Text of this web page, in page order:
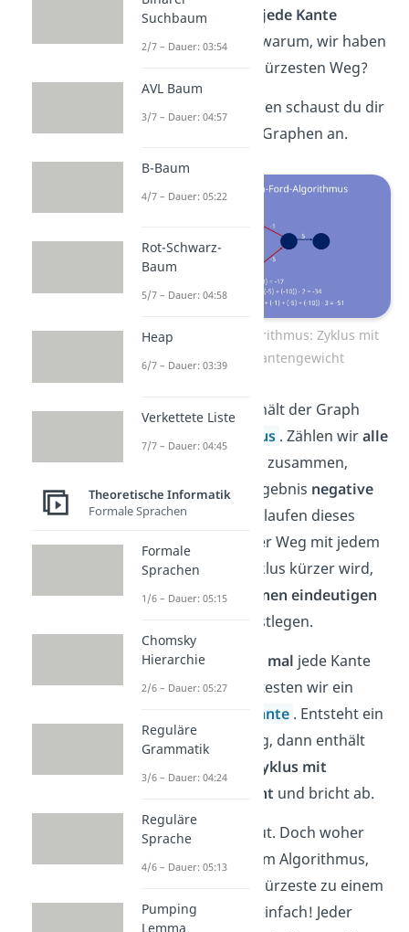
aber noch
einmal jede Kante
überprüfen. Aber warum, wir haben
doch bereits den kürzesten Weg?
Um das zu verstehen schaust du dir
am besten diesen Graphen an.
Bellman Ford Algorithmus: Zyklus mit
negativem Kantengewicht
Wie du siehst, enthält der Graph
Zyklus . Zählen wiralle
zusammen,
erhalten wir als Ergebnis negative
Kostenfürs Durchlaufen dieses
Teilgraphen. Da der Weg mit jedem
durchlaufenen Zyklus kürzer wird,
kann man hier
keinen eindeutigen
festlegen.
Nachdem wir
n – 1 mal jede Kante
überprüft haben, testen wir ein
Kante . Entsteht ein
noch kürzerer Weg, dann enthält
Zyklus mit
negativem Gewicht und bricht ab.
Okay, soweit so gut. Doch woher
weiß man nach dem Algorithmus,
welcher Weg der kürzeste zu einem
Knoten ist? Ganz einfach! Jeder
Suchbaum
2/7 – Dauer: 03:54
AVL Baum
3/7 – Dauer: 04:57
B-Baum
4/7 – Dauer: 05:22
Rot-Schwarz-
Baum
5/7 – Dauer: 04:58
Heap
6/7 – Dauer: 03:39
Verkettete Liste
7/7 – Dauer: 04:45
Theoretische Informatik
Formale Sprachen
Formale
Sprachen
1/6 – Dauer: 05:15
Chomsky
Hierarchie
2/6 – Dauer: 05:27
Reguläre
Grammatik
3/6 – Dauer: 04:24
Reguläre
Sprache
4/6 – Dauer: 05:13
Pumping
Lemma